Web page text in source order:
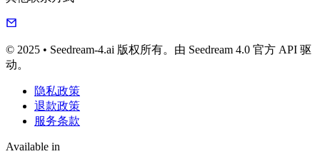
© 2025 • Seedream-4.ai 版权所有。由 Seedream 4.0 官方 API 驱
动。
隐私政策
退款政策
服务条款
Available in